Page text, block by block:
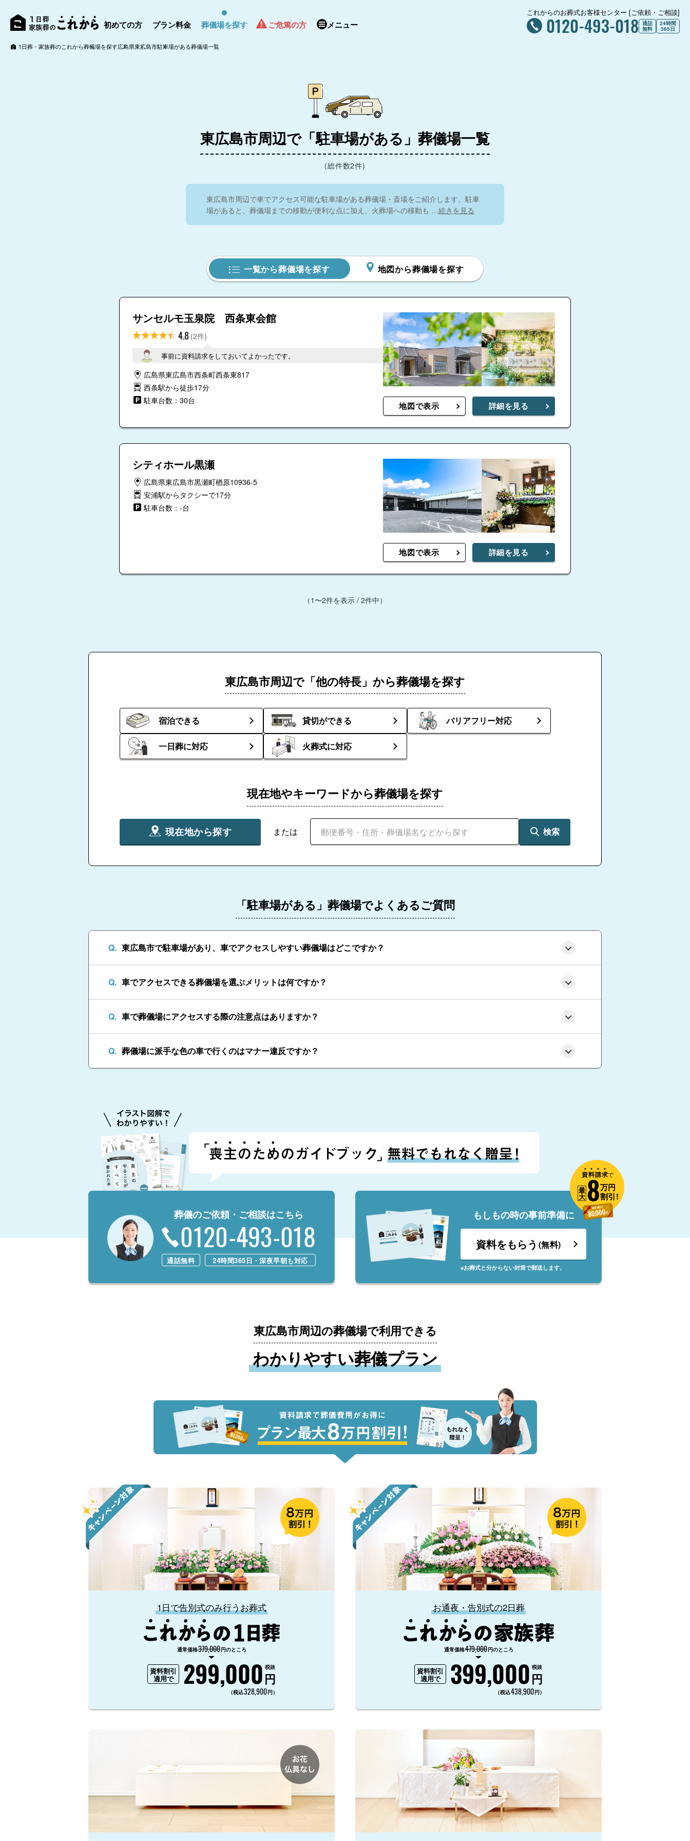
初めての方 プラン料金 葬儀場を探す ご危篤の方 メニュー
これからのお葬式お客様センター [ご依頼・ご相談]
0120-493-018 通話
無料
24時間
365日
1日葬・家族葬のこれから葬儀場を探す広島県東広島市駐車場がある葬儀場一覧
東広島市周辺で「駐車場がある」葬儀場一覧
(総件数2件)
東広島市周辺で車でアクセス可能な駐車場がある葬儀場・斎場をご紹介します。駐車
場があると、葬儀場までの移動が便利な点に加え、火葬場への移動も …続きを見る
一覧から葬儀場を探す 地図から葬儀場を探す
サンセルモ玉泉院 西条東会館
4.8 (2件)
事前に資料請求をしておいてよかったです。
広島県東広島市西条町西条東817
西条駅から徒歩17分
駐車台数：30台
地図で表示 詳細を見る
シティホール黒瀬
広島県東広島市黒瀬町楢原10936-5
安浦駅からタクシーで17分
駐車台数：-台
地図で表示 詳細を見る
（1〜2件を表示 / 2件中）
野会館
5.0
シティホール焼山
サンセルモ玉泉院 大
心優堂 やけ山会館
あおばメモリアル 広
島駅北会館
サンセルモ玉泉院 長
あおばメモリアル プ
レミアム会館
東広島市周辺で「他の特長」から葬儀場を探す
宿泊できる 貸切ができる バリアフリー対応
一日葬に対応 火葬式に対応
現在地やキーワードから葬儀場を探す
現在地から探す または 検索
「駐車場がある」葬儀場でよくあるご質問
東広島市で駐車場があり、車でアクセスしやすい葬儀場はどこですか？
車でアクセスできる葬儀場を選ぶメリットは何ですか？
車で葬儀場にアクセスする際の注意点はありますか？
葬儀場に派手な色の車で行くのはマナー違反ですか？
葬儀のご依頼・ご相談はこちら
0120-493-018
通話無料 24時間365日・深夜早朝も対応
もしもの時の事前準備に
資料をもらう (無料)
※お葬式と分からない封筒で郵送します。
資料請求で
最
大8万円
割引!
東広島市周辺の葬儀場で利用できる
わかりやすい葬儀プラン
1日で告別式のみ行うお葬式
通常価格379,000円のところ
資料割引
適用で 299,000円
税抜
（税込328,900円）
お通夜・告別式の2日葬
通常価格479,000円のところ
資料割引
適用で 399,000円
税抜
（税込438,900円）